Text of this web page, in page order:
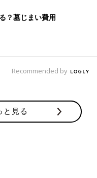
入院することになり、そ
るなんて、全く予想して
無知を知り、保育士資格
ーとして活動した経験を
？墓じまい費用
Recommended by
と見る